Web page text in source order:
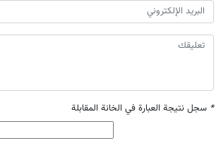
* سجل نتيجة العبارة في الخانة المقابلة